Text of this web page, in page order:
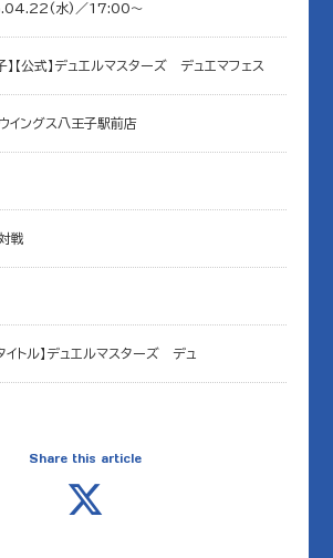
水)／17:00〜
】【公式】デュエルマスターズ デュエマフェス
イングス八王子駅前店
戦
イトル】デュエルマスターズ デュ
Share this article